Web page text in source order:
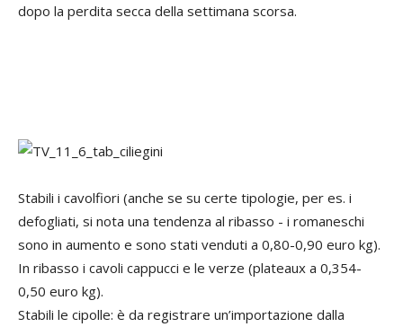
dopo la perdita secca della settimana scorsa.
Stabili i cavolfiori (anche se su certe tipologie, per es. i
defogliati, si nota una tendenza al ribasso - i romaneschi
sono in aumento e sono stati venduti a 0,80-0,90 euro kg).
In ribasso i cavoli cappucci e le verze (plateaux a 0,354-
0,50 euro kg).
Stabili le cipolle: è da registrare un’importazione dalla